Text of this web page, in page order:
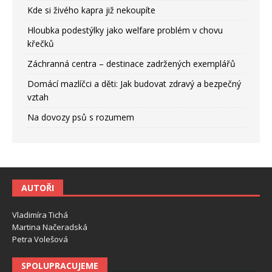
Kde si živého kapra již nekoupíte
Hloubka podestýlky jako welfare problém v chovu
křečků
Záchranná centra – destinace zadržených exemplářů
Domácí mazlíčci a děti: Jak budovat zdravý a bezpečný
vztah
Na dovozy psů s rozumem
AUTOŘI
Vladimíra Tichá
Martina Načeradská
Petra Volešová
SPOLUPRACUJEME